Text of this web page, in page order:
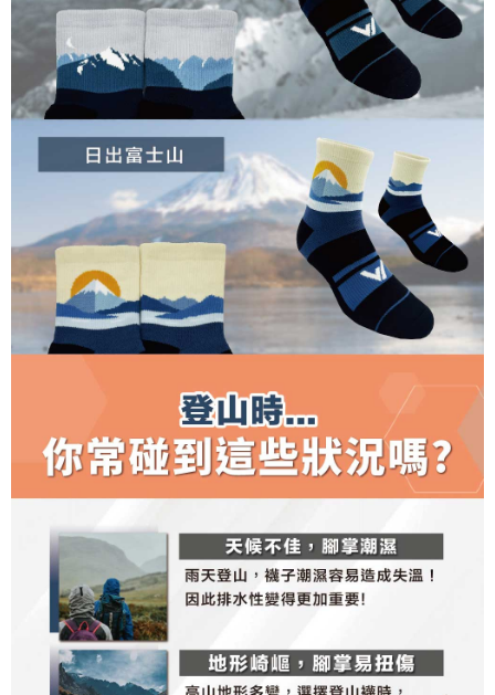
tuntutan harga jual/beli ansuran kepada syarikat ini untuk membayar bil
menggunakan bil syarikat ini.
2. Berdasarkan tujuan kontrak persetujuan pembayaran menggunakan
"Pembayaran Ansuran Gogo", kedai akan memberikan maklumat peribadi
anda (termasuk nama, telefon atau alamat) kepada Taiwan Mobile untuk
pengumpulan, pemprosesan dan penggunaan, untuk pengesahan,
Taiwan Mobile.
3. Sila baca syarat perkhidmatan pengguna secara lengkap melalui
pautan berikut: https://oppay.tw/userRule